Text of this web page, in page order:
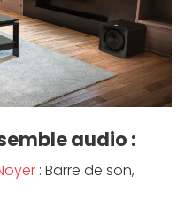
audio :
: Barre de son,